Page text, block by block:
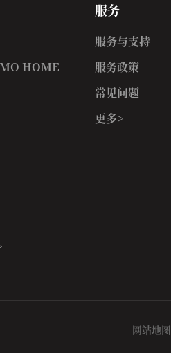
HOME
服务
服务与支持
服务政策
常见问题
更多>
网站地图